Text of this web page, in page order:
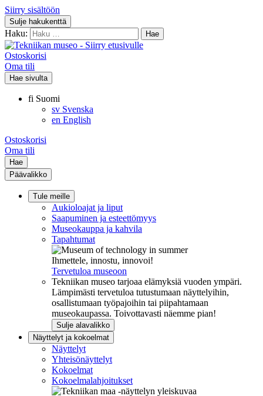
Siirry sisältöön
Sulje hakukenttä
Haku:
Ostoskorisi
Oma tili
Hae sivulta
fi Suomi
sv Svenska
en English
Ostoskorisi
Oma tili
Hae
Päävalikko
Tule meille
Aukioloajat ja liput
Saapuminen ja esteettömyys
Museokauppa ja kahvila
Tapahtumat
Ihmettele, innostu, innovoi!
Tervetuloa museoon
Tekniikan museo tarjoaa elämyksiä vuoden ympäri.
Lämpimästi tervetuloa tutustumaan näyttelyihin,
osallistumaan työpajoihin tai piipahtamaan
museokaupassa. Toivottavasti näemme pian!
Sulje alavalikko
Näyttelyt ja kokoelmat
Näyttelyt
Yhteisönäyttelyt
Kokoelmat
Kokoelmalahjoitukset